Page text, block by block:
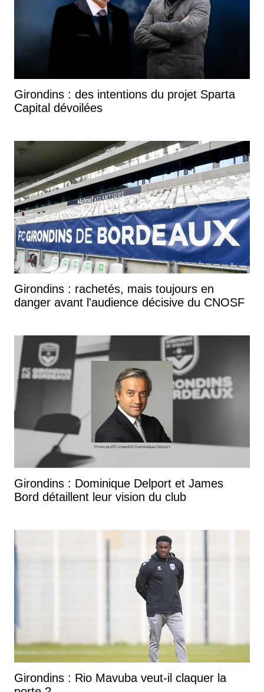
Girondins : des intentions du projet Sparta
Capital dévoilées
Girondins : rachetés, mais toujours en
danger avant l'audience décisive du CNOSF
Girondins : Dominique Delport et James
Bord détaillent leur vision du club
Girondins : Rio Mavuba veut-il claquer la